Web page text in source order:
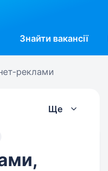
Знайти вакансії
реклами
Ще